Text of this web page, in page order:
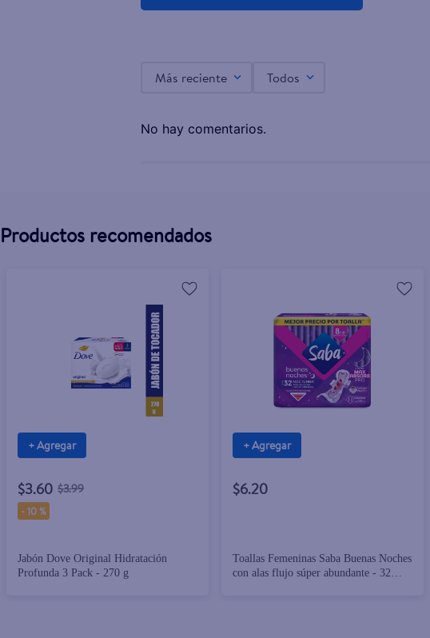
Más reciente Todos
No hay comentarios.
Productos recomendados
+ Agregar
$3.60 $3.99
-10 %
Jabón Dove Original Hidratación
Profunda 3 Pack - 270 g
+ Agregar
$6.20
Toallas Femeninas Saba Buenas Noches
con alas flujo súper abundante - 32